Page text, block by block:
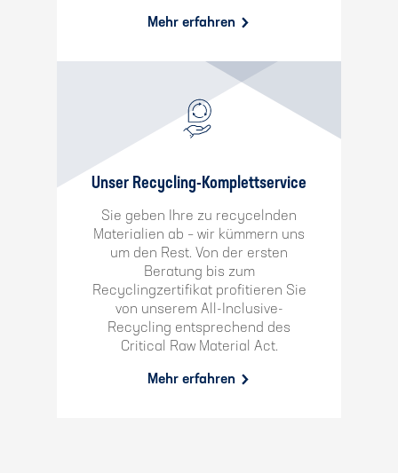
Mehr erfahren
Unser Recycling-Komplettservice
Sie geben Ihre zu recycelnden
Materialien ab – wir kümmern uns
um den Rest. Von der ersten
Beratung bis zum
Recyclingzertifikat profitieren Sie
von unserem All-Inclusive-
Recycling entsprechend des
Critical Raw Material Act.
Mehr erfahren